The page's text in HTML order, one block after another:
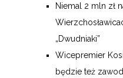
Niemal 2 mln zł
„Dwudniaki”
Wicepremier
będzie też